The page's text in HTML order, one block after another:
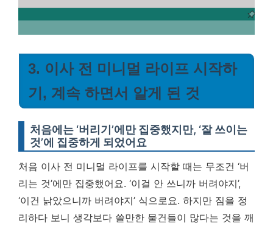
3. 이사 전 미니멀 라이프 시작하
기, 계속 하면서 알게 된 것
처음에는 ‘버리기’에만 집중했지만, ‘잘 쓰이는
것’에 집중하게 되었어요
처음 이사 전 미니멀 라이프를 시작할 때는 무조건 ‘버
리는 것’에만 집중했어요. ‘이걸 안 쓰니까 버려야지’,
‘이건 낡았으니까 버려야지’ 식으로요. 하지만 짐을 정
리하다 보니 생각보다 쓸만한 물건들이 많다는 것을 깨